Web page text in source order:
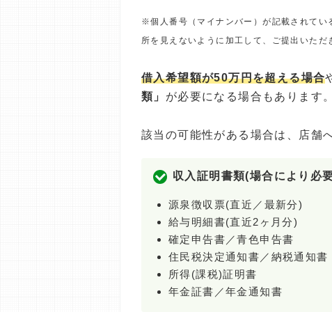
※個人番号（マイナンバー）が記載されてい
所を見えないように加工して、ご提出いただ
借入希望額が50万円を超える場合
類」 が必要になる場合もあります。
該当の可能性がある場合は、店舗
収入証明書類(場合により必
源泉徴収票(直近／最新分)
給与明細書(直近2ヶ月分)
確定申告書／青色申告書
住民税決定通知書／納税通知書
所得(課税)証明書
年金証書／年金通知書